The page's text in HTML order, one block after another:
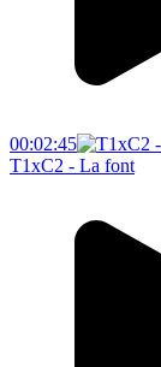
00:02:45
T1xC2 - La font